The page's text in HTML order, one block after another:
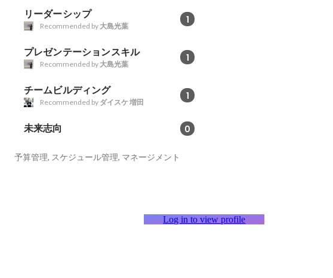
リーダーシップ 1
Recommended by 大島光葉
プレゼンテーションスキル 1
Recommended by 大島光葉
チームビルディング 1
Recommended by ダイスケ 増田
未来志向 0
予算管理, スケジュール管理, マネージメント
Log in to view profile